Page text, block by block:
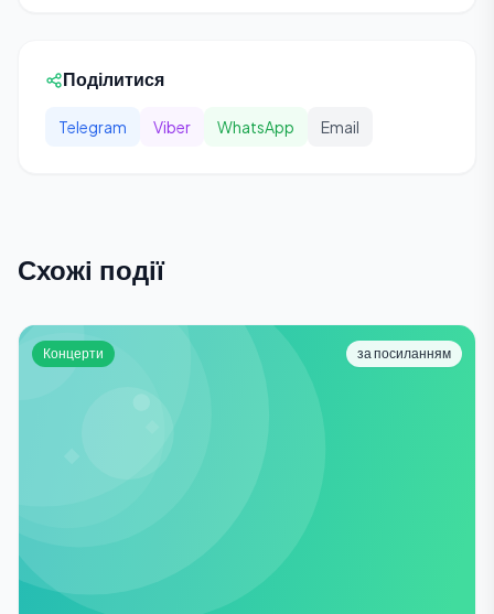
Поділитися
Telegram Viber WhatsApp Email
Схожі події
Концерти за посиланням